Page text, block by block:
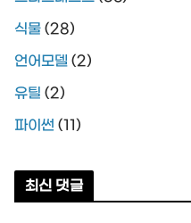
식물 (28)
언어모델 (2)
유틸 (2)
파이썬 (11)
최신 댓글